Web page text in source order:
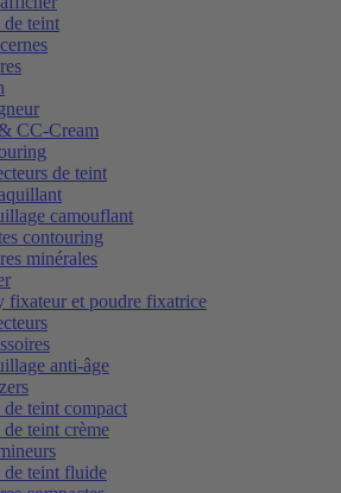
de teint
CC-Cream
de teint
camouflant
contouring
minérales
fixateur et poudre fixatrice
anti-âge
de teint compact
de teint crème
de teint fluide